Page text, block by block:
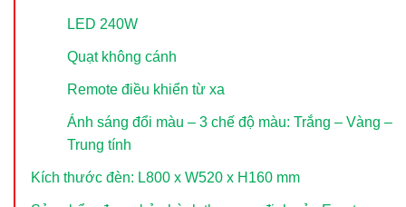
LED 240W
Quạt không cánh
Remote điều khiển từ xa
Ánh sáng đổi màu – 3 chế độ màu: Trắng – Vàng –
Trung tính
Kích thước đèn: L800 x W520 x H160 mm